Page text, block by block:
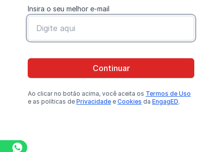
Insira o seu melhor e-mail
Continuar
Ao clicar no botão acima, você aceita os Termos de Uso
e as políticas de Privacidade e Cookies da EngagED.